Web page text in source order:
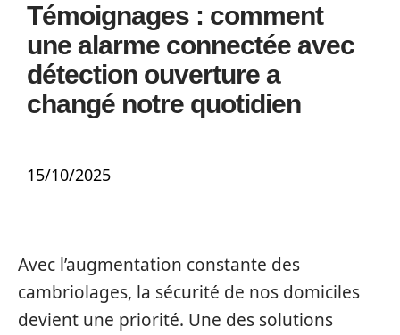
Témoignages : comment
une alarme connectée avec
détection ouverture a
changé notre quotidien
15/10/2025
Avec l’augmentation constante des
cambriolages, la sécurité de nos domiciles
devient une priorité. Une des solutions